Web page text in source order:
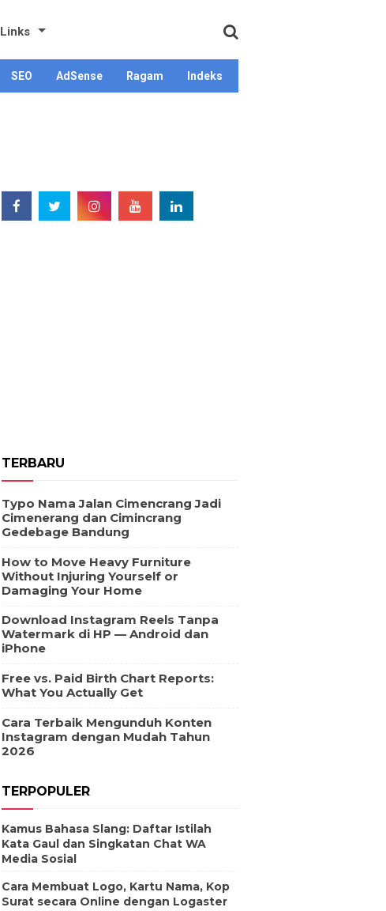
Links
SEO AdSense Ragam Indeks
TERBARU
Typo Nama Jalan Cimencrang Jadi
Cimenerang dan Cimincrang
Gedebage Bandung
How to Move Heavy Furniture
Without Injuring Yourself or
Damaging Your Home
Download Instagram Reels Tanpa
Watermark di HP — Android dan
iPhone
Free vs. Paid Birth Chart Reports:
What You Actually Get
Cara Terbaik Mengunduh Konten
Instagram dengan Mudah Tahun
2026
TERPOPULER
Kamus Bahasa Slang: Daftar Istilah
Kata Gaul dan Singkatan Chat WA
Media Sosial
Cara Membuat Logo, Kartu Nama, Kop
Surat secara Online dengan Logaster